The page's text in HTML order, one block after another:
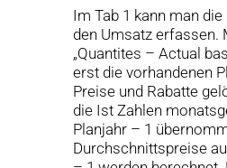
Im Tab 1 kann man
den Umsatz erfassen.
„Quantites – Actual
erst die vorhandenen
Preise und Rabatte
die Ist Zahlen
Planjahr – 1
Durchschnittspreise